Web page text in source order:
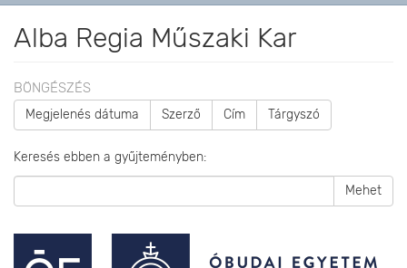
Alba Regia Műszaki Kar
BÖNGÉSZÉS
Megjelenés dátuma Szerző Cím Tárgyszó
Keresés ebben a gyűjteményben:
Mehet